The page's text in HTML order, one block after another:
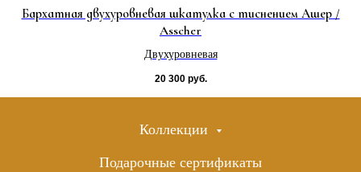
Бархатная двухуровневая шкатулка с тиснением Ашер /
Asscher
Двухуровневая
20 300 руб.
Коллекции
Подарочные сертификаты